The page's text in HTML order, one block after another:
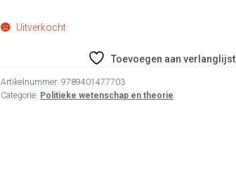
Uitverkocht
Toevoegen aan verlanglijst
Artikelnummer:9789401477703
Categorie: Politieke wetenschap en theorie